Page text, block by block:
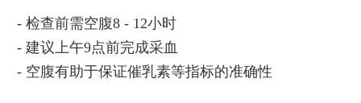
- 检查前需空腹8 - 12小时
- 建议上午9点前完成采血
- 空腹有助于保证催乳素等指标的准确性